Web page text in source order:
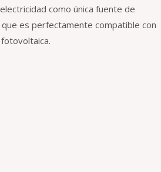
como única fuente de
es perfectamente compatible con